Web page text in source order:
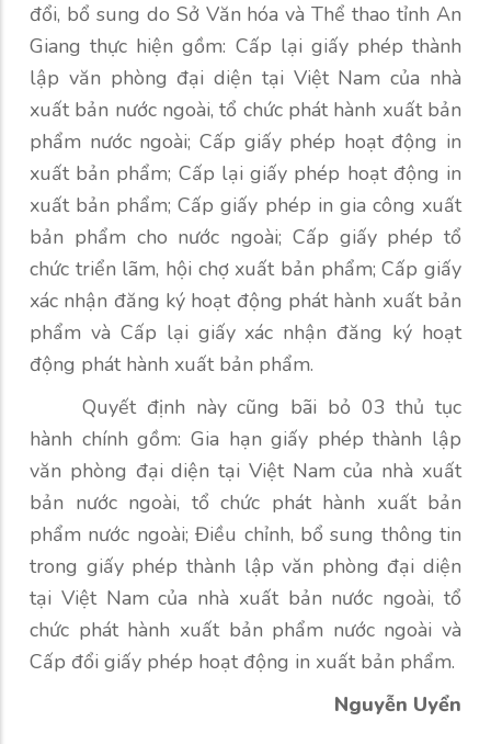
đổi, bổ sung do Sở Văn hóa và Thể thao tỉnh An
Giang thực hiện gồm: Cấp lại giấy phép thành
lập văn phòng đại diện tại Việt Nam của nhà
xuất bản nước ngoài, tổ chức phát hành xuất bản
phẩm nước ngoài; Cấp giấy phép hoạt động in
xuất bản phẩm; Cấp lại giấy phép hoạt động in
xuất bản phẩm; Cấp giấy phép in gia công xuất
bản phẩm cho nước ngoài; Cấp giấy phép tổ
chức triển lãm, hội chợ xuất bản phẩm; Cấp giấy
xác nhận đăng ký hoạt động phát hành xuất bản
phẩm và Cấp lại giấy xác nhận đăng ký hoạt
động phát hành xuất bản phẩm.
Quyết định này cũng bãi bỏ 03 thủ tục
hành chính gồm: Gia hạn giấy phép thành lập
văn phòng đại diện tại Việt Nam của nhà xuất
bản nước ngoài, tổ chức phát hành xuất bản
phẩm nước ngoài; Điều chỉnh, bổ sung thông tin
trong giấy phép thành lập văn phòng đại diện
tại Việt Nam của nhà xuất bản nước ngoài, tổ
chức phát hành xuất bản phẩm nước ngoài và
Cấp đổi giấy phép hoạt động in xuất bản phẩm.
Nguyễn Uyển